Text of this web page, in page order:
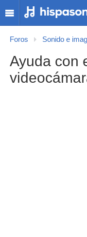
Foros Sonido e
Ayuda con